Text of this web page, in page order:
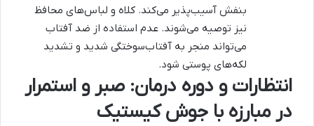
بنفش آسیب‌پذیر می‌کند. کلاه و لباس‌های محافظ
نیز توصیه می‌شوند. عدم استفاده از ضد آفتاب
می‌تواند منجر به آفتاب‌سوختگی شدید و تشدید
لکه‌های پوستی شود.
انتظارات و دوره درمان: صبر و استمرار
در مبارزه با جوش کیستیک